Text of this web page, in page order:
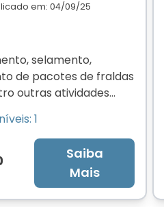
em: 04/09/25
selamento,
de pacotes de fraldas
outras atividades
industrial.
1
Saiba
Mais